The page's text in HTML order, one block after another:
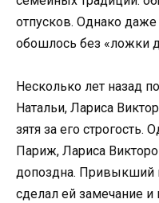
отпусков. Однако даже
обошлось без «ложки
Несколько лет назад
Натальи, Лариса
зятя за его
Париж, Лариса
допоздна. Привыкший
сделал ей замечание и